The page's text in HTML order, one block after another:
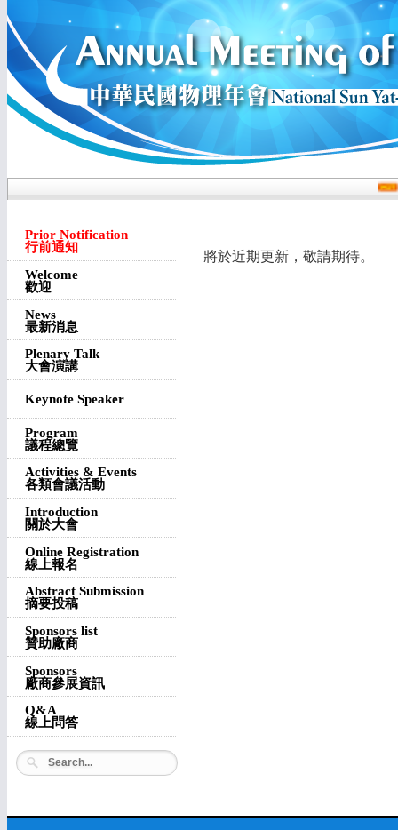
Prior Notification
行前通知
Welcome
歡迎
News
最新消息
Plenary Talk
大會演講
Keynote Speaker
Program
議程總覽
Activities & Events
各類會議活動
Introduction
關於大會
Online Registration
線上報名
Abstract Submission
摘要投稿
Sponsors list
贊助廠商
Sponsors
廠商參展資訊
Q&A
線上問答
將於近期更新，敬請期待。